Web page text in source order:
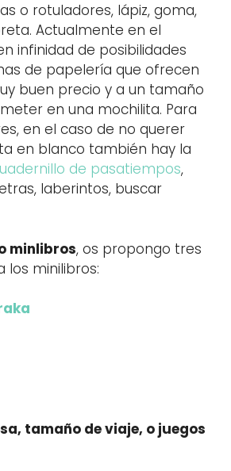
o rotuladores, lápiz, goma,
Actualmente en el
infinidad de posibilidades
de papelería que ofrecen
buen precio y a un tamaño
en una mochilita. Para
en el caso de no querer
en blanco también hay la
de pasatiempos,
laberintos, buscar
minlibros, os propongo tres
los minilibros:
tamaño de viaje, o juegos